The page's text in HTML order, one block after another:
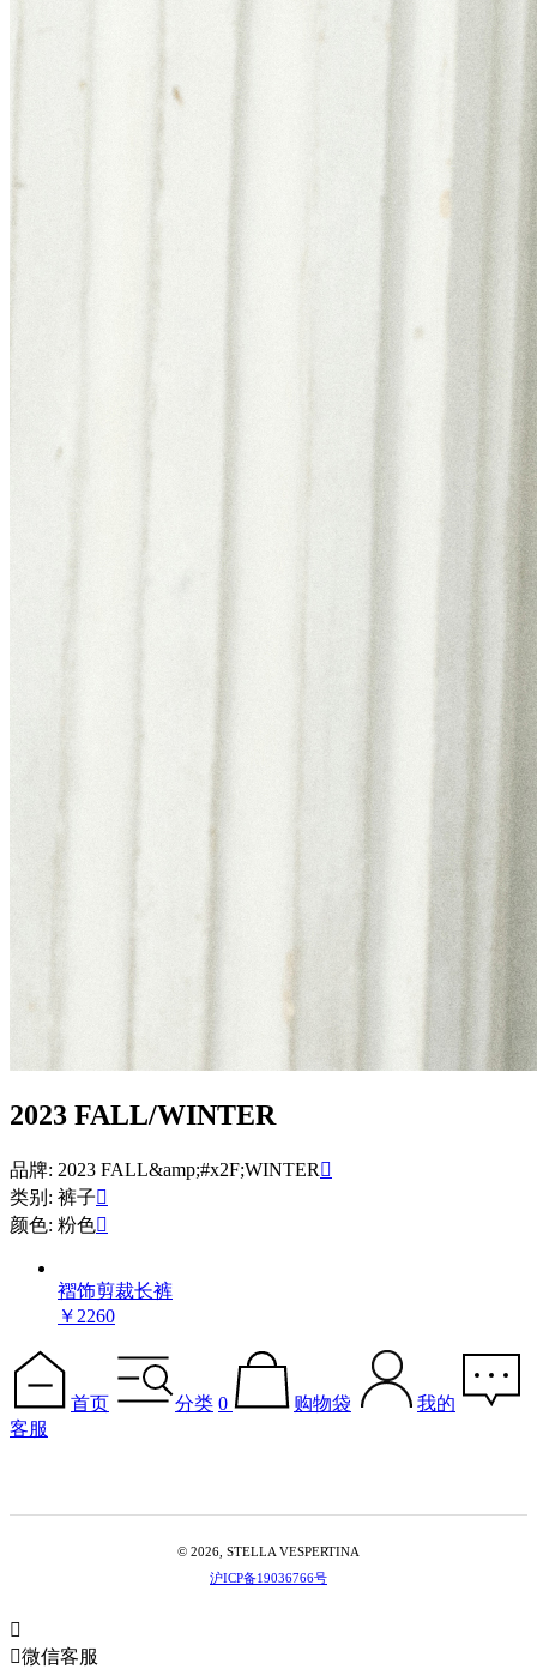
2023 FALL/WINTER
品牌: 2023 FALL&amp;#x2F;WINTER 
类别: 裤子
颜色: 粉色
褶饰剪裁长裤
￥2260
首页 分类 0 购物袋
我的
客服
© 2026, STELLA VESPERTINA
沪ICP备19036766号

微信客服